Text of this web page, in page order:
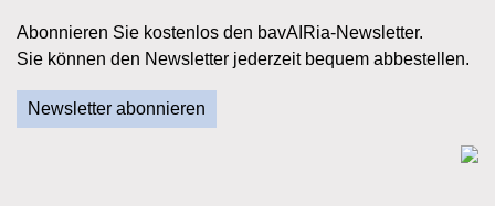
Abonnieren Sie kostenlos den bavAIRia-Newsletter.
Sie können den Newsletter jederzeit bequem abbestellen.
Newsletter abonnieren